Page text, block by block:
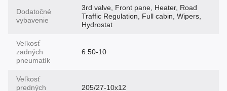
Dodatočné
vybavenie
3rd valve, Front pane, Heater, Road
Traffic Regulation, Full cabin, Wipers,
Hydrostat
Veľkosť
zadných
pneumatík
6.50-10
Veľkosť
predných
205/27-10x12